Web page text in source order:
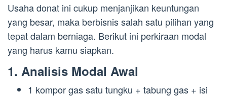
Usaha donat ini cukup menjanjikan keuntungan
yang besar, maka berbisnis salah satu pilihan yang
tepat dalam berniaga. Berikut ini perkiraan modal
yang harus kamu siapkan.
1. Analisis Modal Awal
1 kompor gas satu tungku + tabung gas + isi